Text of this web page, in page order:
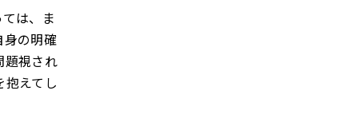
は、ま
身の明確
題視され
えてし